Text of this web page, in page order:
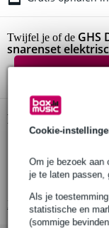
Cookie-
Om je bezoek aan
je te laten passen,
Als je
statistische en
(sommige
Twijfel je of de GHS
snarenset
Productinformatie
nickel plated steel
heldere klank
Bekijk alle